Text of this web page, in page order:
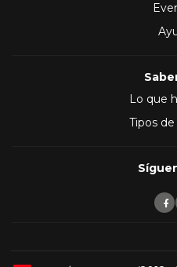
Lo que
Tipos